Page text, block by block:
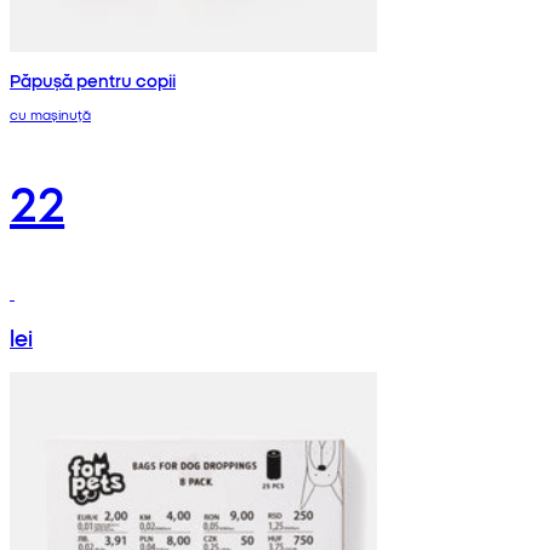
Păpușă pentru copii
cu mașinuță
22
lei